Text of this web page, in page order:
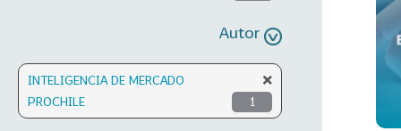
Autor
INTELIGENCIA DE MERCADO
PROCHILE
1